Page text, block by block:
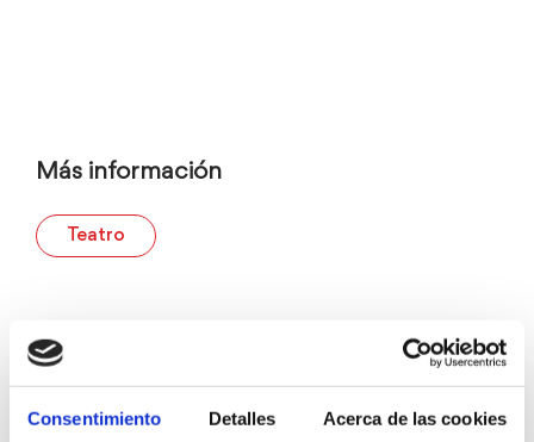
Consentimiento Detalles Acerca de las cookies
Más información
Teatro